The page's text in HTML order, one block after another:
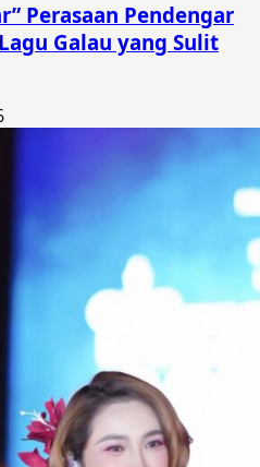
Perasaan Pendengar
Galau yang Sulit